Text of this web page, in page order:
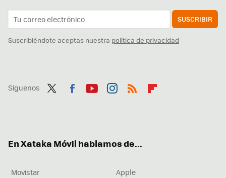
SUSCRIBIR
Suscribiéndote aceptas nuestra política de privacidad
Síguenos
En Xataka Móvil hablamos de...
Movistar
Apple